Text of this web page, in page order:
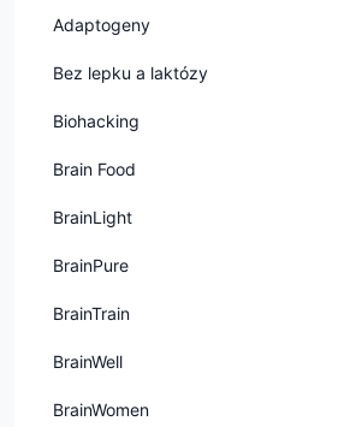
Adaptogeny
Bez lepku a laktózy
Biohacking
Brain Food
BrainLight
BrainPure
BrainTrain
BrainWell
BrainWomen